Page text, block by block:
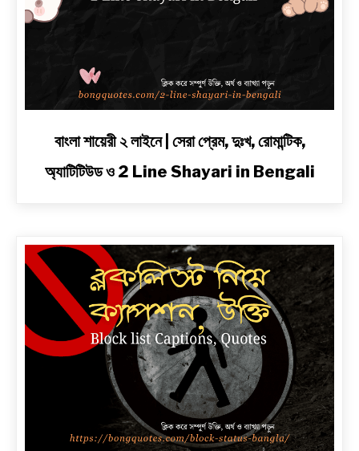
সেরা
প্রেম,
রোমান্টিক,
অ্যাটিটিউড
বাংলা শায়েরী ২ লাইনে | সেরা প্রেম, দুঃখ, রোমান্টিক,
অ্যাটিটিউড ও 2 Line Shayari in Bengali